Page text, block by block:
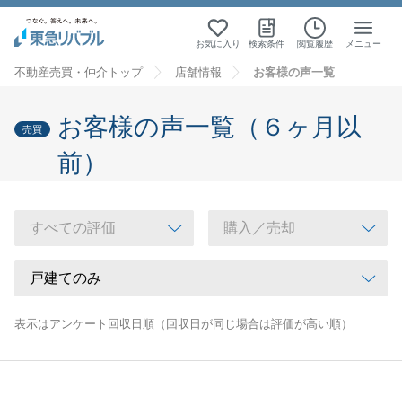
お気に入り 検索条件 閲覧履歴 メニュー
不動産売買・仲介トップ 店舗情報 お客様の声一覧
売買
お客様の声一覧（６ヶ月以
前）
表示はアンケート回収日順（回収日が同じ場合は評価が高い順）